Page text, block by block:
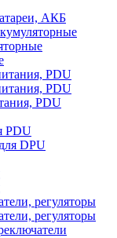
АКБ
PDU
PDU
PDU
PDU
DPU
регуляторы
регуляторы